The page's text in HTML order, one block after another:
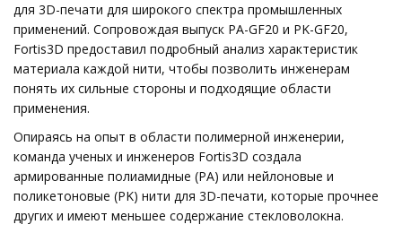
для 3D-печати для широкого спектра промышленных
применений. Сопровождая выпуск PA-GF20 и PK-GF20,
Fortis3D предоставил подробный анализ характеристик
материала каждой нити, чтобы позволить инженерам
понять их сильные стороны и подходящие области
применения.
Опираясь на опыт в области полимерной инженерии,
команда ученых и инженеров Fortis3D создала
армированные полиамидные (PA) или нейлоновые и
поликетоновые (PK) нити для 3D-печати, которые прочнее
других и имеют меньшее содержание стекловолокна.